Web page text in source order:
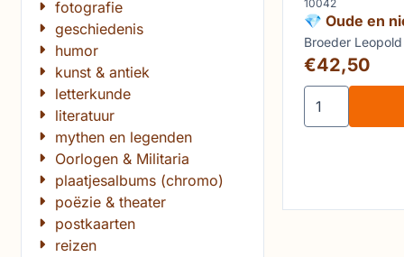
fotografie
geschiedenis
humor
kunst & antiek
letterkunde
literatuur
mythen en legenden
Oorlogen & Militaria
plaatjesalbums (chromo)
poëzie & theater
postkaarten
reizen
10042
💎 Oude en
iconographie
naslagwerk
christelijke
Merk:
Broeder Leopold
Prijs: 42,50
€42,50
Aantal